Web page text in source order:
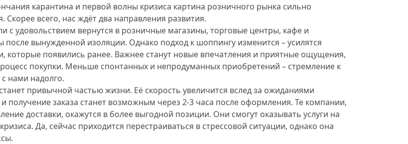
карантина и первой волны кризиса картина розничного рынка сильно
Скорее всего, нас ждёт два направления развития.
с удовольствием вернутся в розничные магазины, торговые центры, кафе и
после вынужденной изоляции. Однако подход к шоппингу изменится – усилятся
которые появились ранее. Важнее станут новые впечатления и приятные ощущения,
покупки. Меньше спонтанных и непродуманных приобретений – стремление к
нами надолго.
привычной частью жизни. Её скорость увеличится вслед за ожиданиями
и получение заказа станет возможным через 2-3 часа после оформления. Те компании,
доставки, окажутся в более выгодной позиции. Они смогут оказывать услуги на
Да, сейчас приходится перестраиваться в стрессовой ситуации, однако она